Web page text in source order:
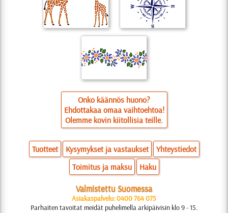
Onko käännös huono?
Ehdottakaa omaa vaihtoehtoa!
Olemme kovin kiitollisia teille.
Tuotteet Kysymykset ja vastaukset
Yhteystiedot
Toimitus ja maksu
Haku
Valmistettu Suomessa
Asiakaspalvelu: 0400 764 075
Parhaiten tavoitat meidät puhelimella arkipäivisin klo 9 - 15.